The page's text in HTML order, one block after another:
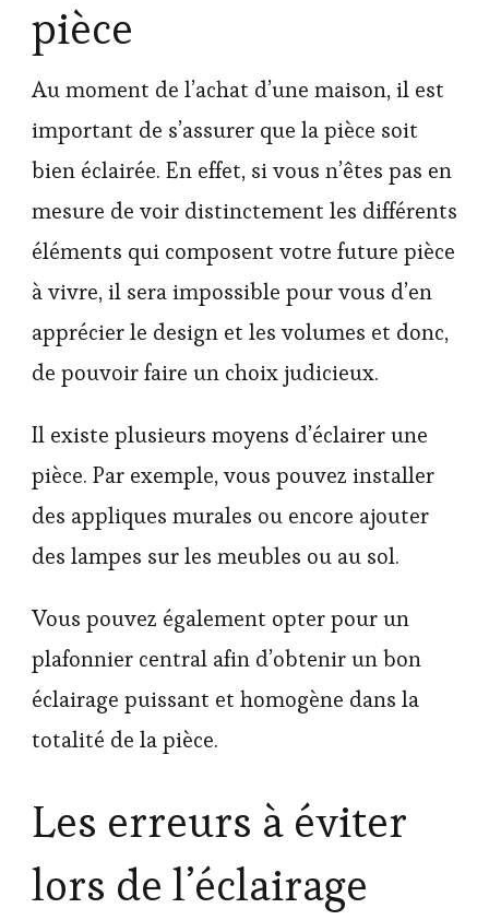
pièce
Au moment de l’achat d’une maison, il est
important de s’assurer que la pièce soit
bien éclairée. En effet, si vous n’êtes pas en
mesure de voir distinctement les différents
éléments qui composent votre future pièce
à vivre, il sera impossible pour vous d’en
apprécier le design et les volumes et donc,
de pouvoir faire un choix judicieux.
Il existe plusieurs moyens d’éclairer une
pièce. Par exemple, vous pouvez installer
des appliques murales ou encore ajouter
des lampes sur les meubles ou au sol.
Vous pouvez également opter pour un
plafonnier central afin d’obtenir un bon
éclairage puissant et homogène dans la
totalité de la pièce.
Les erreurs à éviter
lors de l’éclairage